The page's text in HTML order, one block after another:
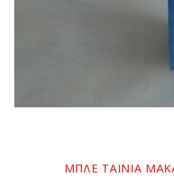
ΜΠΛΕ ΤΑΙΝΙΑ